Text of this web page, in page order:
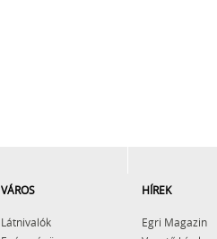
VÁROS
Látnivalók
HÍREK
Egri Magazin